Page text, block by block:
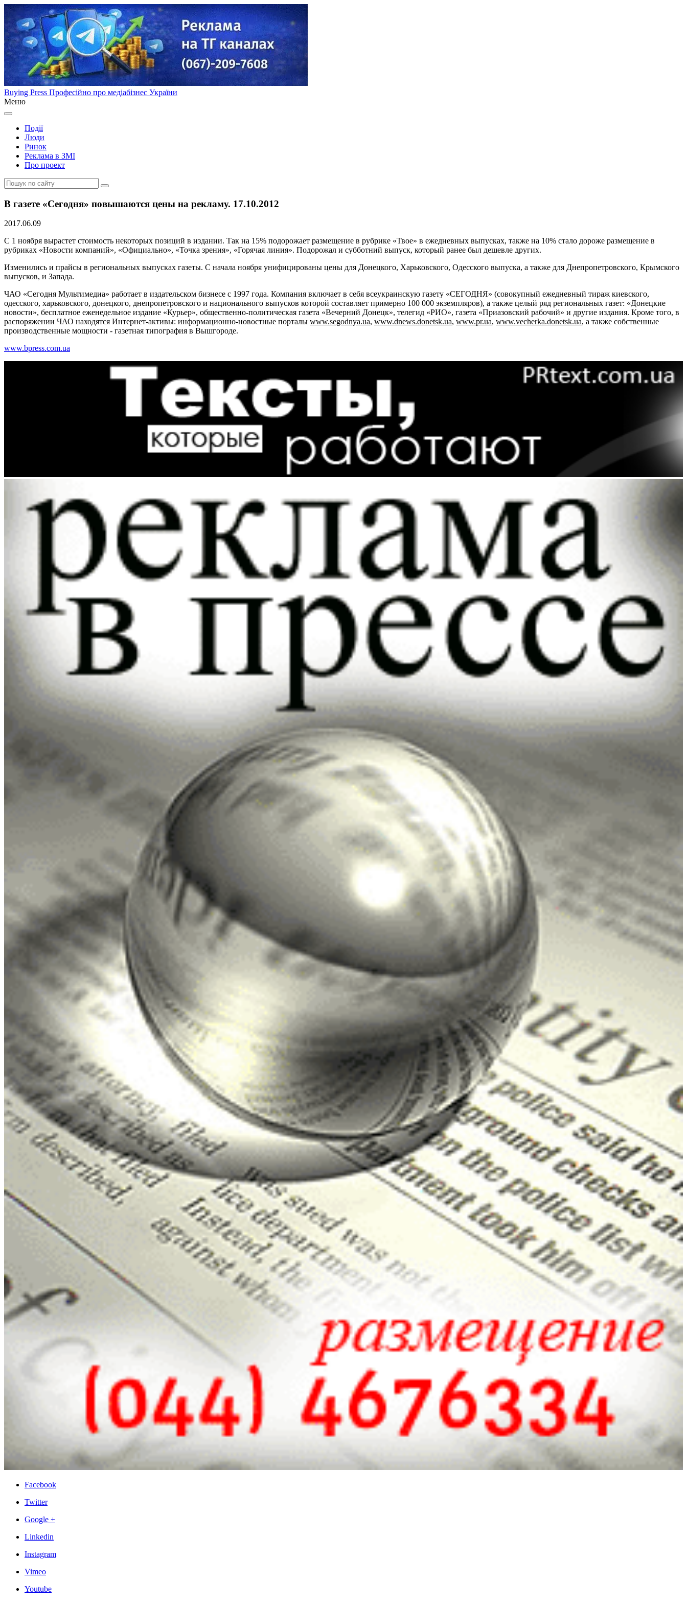
Buying Press Професійно про медіабізнес України
Меню
Події
Люди
Ринок
Реклама в ЗМІ
Про проект
В газете «Сегодня» повышаются цены на рекламу. 17.10.2012
2017.06.09
С 1 ноября вырастет стоимость некоторых позиций в издании. Так на 15% подорожает размещение в рубрике «Твое» в ежедневных выпусках, также на 10% стало дороже размещение в
рубриках «Новости компаний», «Официально», «Точка зрения», «Горячая линия». Подорожал и субботний выпуск, который ранее был дешевле других.
Изменились и прайсы в региональных выпусках газеты. С начала ноября унифицированы цены для Донецкого, Харьковского, Одесского выпуска, а также для Днепропетровского, Крымского
выпусков, и Запада.
ЧАО «Сегодня Мультимедиа» работает в издательском бизнесе с 1997 года. Компания включает в себя всеукраинскую газету «СЕГОДНЯ» (совокупный ежедневный тираж киевского,
одесского, харьковского, донецкого, днепропетровского и национального выпусков которой составляет примерно 100 000 экземпляров), а также целый ряд региональных газет: «Донецкие
новости», бесплатное еженедельное издание «Курьер», общественно-политическая газета «Вечерний Донецк», телегид «РИО», газета «Приазовский рабочий» и другие издания. Кроме того, в
распоряжении ЧАО находятся Интернет-активы: информационно-новостные порталы www.segodnya.ua, www.dnews.donetsk.ua, www.pr.ua, www.vecherka.donetsk.ua, а также собственные
производственные мощности - газетная типография в Вышгороде.
www.bpress.com.ua
Facebook
Twitter
Google +
Linkedin
Instagram
Vimeo
Youtube